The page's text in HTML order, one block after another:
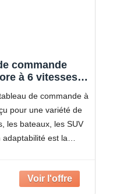
commande
à 6 vitesses
en alliage de
de commande à
pour une variété de
les bateaux, les SUV
est la